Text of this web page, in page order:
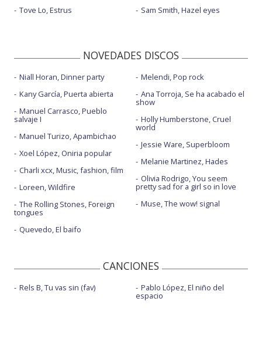
Tove Lo, Estrus
Sam Smith, Hazel eyes
NOVEDADES DISCOS
Niall Horan, Dinner party
Kany García, Puerta abierta
Manuel Carrasco, Pueblo
salvaje I
Manuel Turizo, Apambichao
Xoel López, Oniria popular
Charli xcx, Music, fashion, film
Loreen, Wildfire
The Rolling Stones, Foreign
tongues
Quevedo, El baifo
Melendi, Pop rock
Ana Torroja, Se ha acabado el
show
Holly Humberstone, Cruel
world
Jessie Ware, Superbloom
Melanie Martinez, Hades
Olivia Rodrigo, You seem
pretty sad for a girl so in love
Muse, The wow! signal
CANCIONES
Rels B, Tu vas sin (fav) Pablo López, El niño del
espacio